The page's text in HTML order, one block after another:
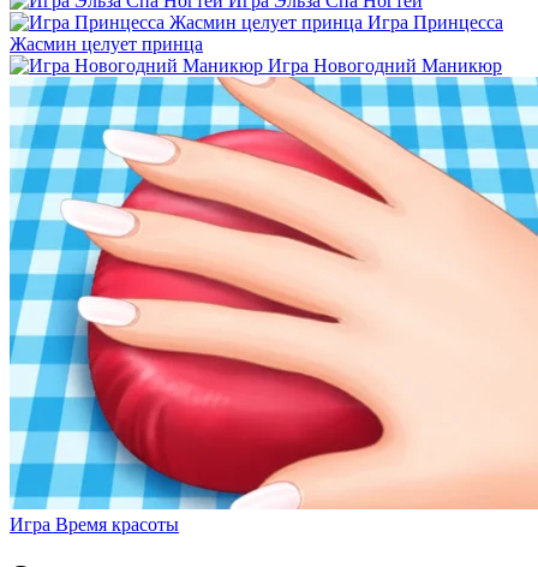
Игра Принцесса
Жасмин целует принца
Игра Новогодний Маникюр
Игра Время красоты